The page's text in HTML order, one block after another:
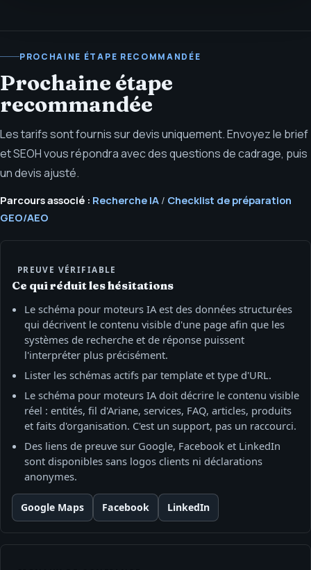
PROCHAINE ÉTAPE RECOMMANDÉE
Prochaine étape
recommandée
Les tarifs sont fournis sur devis uniquement. Envoyez le brief
et SEOH vous répondra avec des questions de cadrage, puis
un devis ajusté.
Parcours associé : Recherche IA / Checklist de préparation
GEO/AEO
PREUVE VÉRIFIABLE
Ce qui réduit les hésitations
Le schéma pour moteurs IA est des données structurées
qui décrivent le contenu visible d'une page afin que les
systèmes de recherche et de réponse puissent
l'interpréter plus précisément.
Lister les schémas actifs par template et type d'URL.
Le schéma pour moteurs IA doit décrire le contenu visible
réel : entités, fil d'Ariane, services, FAQ, articles, produits
et faits d'organisation. C'est un support, pas un raccourci.
Des liens de preuve sur Google, Facebook et LinkedIn
sont disponibles sans logos clients ni déclarations
anonymes.
Google Maps Facebook LinkedIn